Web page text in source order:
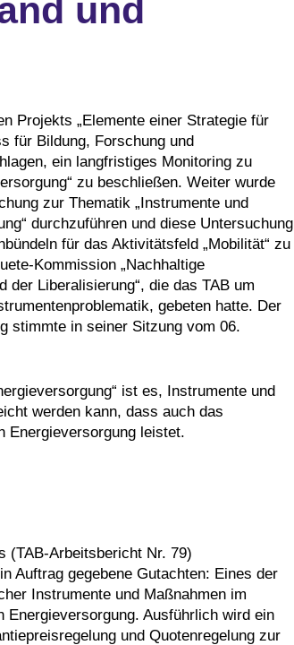
und
Projekts „Elemente einer Strategie für
für Bildung, Forschung und
ein langfristiges Monitoring zu
zu beschließen. Weiter wurde
zur Thematik „Instrumente und
durchzuführen und diese Untersuchung
für das Aktivitätsfeld „Mobilität“ zu
Kommission „Nachhaltige
der Liberalisierung“, die das TAB um
gebeten hatte. Der
stimmte in seiner Sitzung vom 06.
ist es, Instrumente und
werden kann, dass auch das
Energieversorgung leistet.
(TAB-Arbeitsbericht Nr. 79)
Auftrag gegebene Gutachten: Eines der
Instrumente und Maßnahmen im
Ausführlich wird ein
und Quotenregelung zur